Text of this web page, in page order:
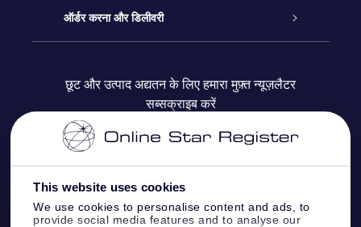
This website uses cookies
We use cookies to personalise content and ads, to
provide social media features and to analyse our
ब्लॉग
OSR गिफ़्ट पैक
कॉर्पोरेट उपहार
स्टार रजिस्टर
स्टार पेज को अपनी पसंद के मुताबिक तैयार करें
वन मिलियन स्टार्स
OSR स्टार सेवर
ऑर्डर करना और डिलीवरी
भुगतान जानकारी
शिपिंग जानकारी
वापिसी नीति
छूट और उत्पाद अद्यतन के लिए हमारा मुफ़्त न्यूज़लैटर
सब्सक्राइब करें